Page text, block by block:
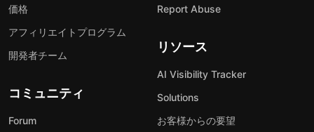
価格
アフィリエイトプログラム
開発者チーム
コミュニティ
Forum
Report Abuse
リソース
AI Visibility Tracker
Solutions
お客様からの要望